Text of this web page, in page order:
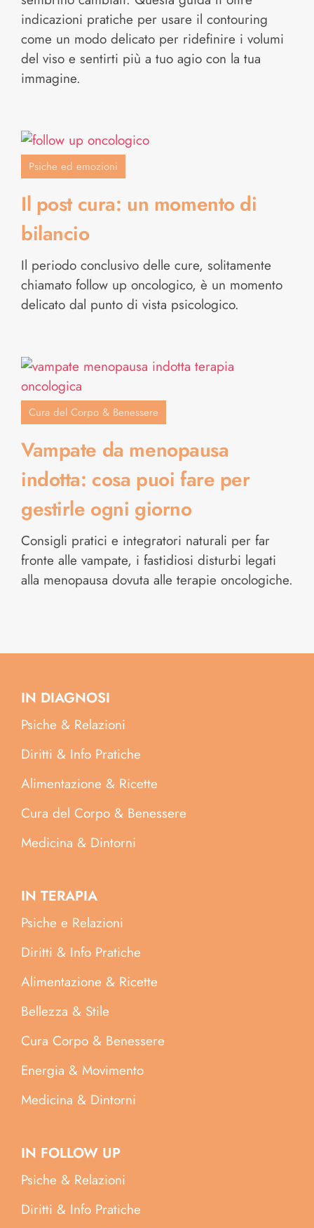
indicazioni pratiche per usare il contouring
come un modo delicato per ridefinire i volumi
del viso e sentirti più a tuo agio con la tua
immagine.
Psiche ed emozioni
Il post cura: un momento di
bilancio
Il periodo conclusivo delle cure, solitamente
chiamato follow up oncologico, è un momento
delicato dal punto di vista psicologico.
Cura del Corpo & Benessere
Vampate da menopausa
indotta: cosa puoi fare per
gestirle ogni giorno
Consigli pratici e integratori naturali per far
fronte alle vampate, i fastidiosi disturbi legati
alla menopausa dovuta alle terapie oncologiche.
IN DIAGNOSI
Psiche & Relazioni
Diritti & Info Pratiche
Alimentazione & Ricette
Cura del Corpo & Benessere
Medicina & Dintorni
IN TERAPIA
Psiche e Relazioni
Diritti & Info Pratiche
Alimentazione & Ricette
Bellezza & Stile
Cura Corpo & Benessere
Energia & Movimento
Medicina & Dintorni
IN FOLLOW UP
Psiche & Relazioni
Diritti & Info Pratiche